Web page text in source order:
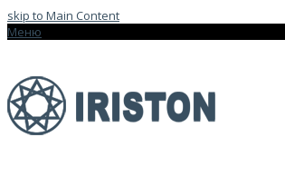
skip to Main Content
Меню